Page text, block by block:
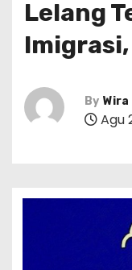
Lelang
Imigrasi,
By Wira
Agu